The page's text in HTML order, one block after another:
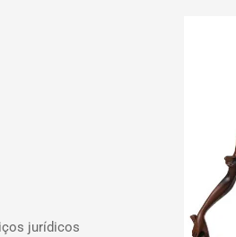
jurídicos